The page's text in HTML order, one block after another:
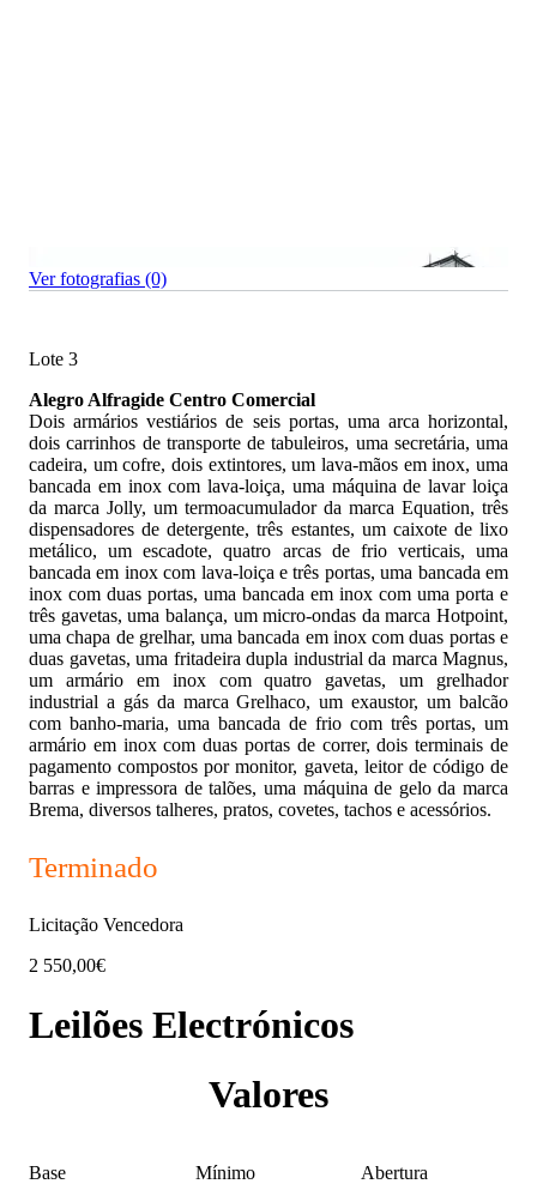
Ver fotografias (0)
Lote 3
Alegro Alfragide Centro Comercial
Dois armários vestiários de seis portas, uma arca horizontal,
dois carrinhos de transporte de tabuleiros, uma secretária, uma
cadeira, um cofre, dois extintores, um lava-mãos em inox, uma
bancada em inox com lava-loiça, uma máquina de lavar loiça
da marca Jolly, um termoacumulador da marca Equation, três
dispensadores de detergente, três estantes, um caixote de lixo
metálico, um escadote, quatro arcas de frio verticais, uma
bancada em inox com lava-loiça e três portas, uma bancada em
inox com duas portas, uma bancada em inox com uma porta e
três gavetas, uma balança, um micro-ondas da marca Hotpoint,
uma chapa de grelhar, uma bancada em inox com duas portas e
duas gavetas, uma fritadeira dupla industrial da marca Magnus,
um armário em inox com quatro gavetas, um grelhador
industrial a gás da marca Grelhaco, um exaustor, um balcão
com banho-maria, uma bancada de frio com três portas, um
armário em inox com duas portas de correr, dois terminais de
pagamento compostos por monitor, gaveta, leitor de código de
barras e impressora de talões, uma máquina de gelo da marca
Brema, diversos talheres, pratos, covetes, tachos e acessórios.
Terminado
Licitação Vencedora
2 550,00€
Leilões Electrónicos
Valores
Base Mínimo Abertura